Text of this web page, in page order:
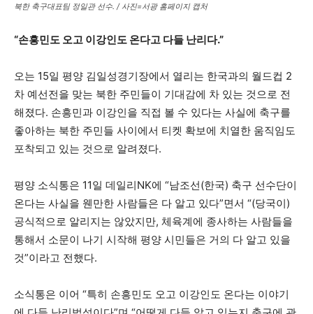
북한 축구대표팀 정일관 선수. / 사진=서광 홈페이지 캡처
“손흥민도 오고 이강인도 온다고 다들 난리다.”
오는 15일 평양 김일성경기장에서 열리는 한국과의 월드컵 2
차 예선전을 맞는 북한 주민들이 기대감에 차 있는 것으로 전
해졌다. 손흥민과 이강인을 직접 볼 수 있다는 사실에 축구를
좋아하는 북한 주민들 사이에서 티켓 확보에 치열한 움직임도
포착되고 있는 것으로 알려졌다.
평양 소식통은 11일 데일리NK에 “남조선(한국) 축구 선수단이
온다는 사실을 웬만한 사람들은 다 알고 있다”면서 “(당국이)
공식적으로 알리지는 않았지만, 체육계에 종사하는 사람들을
통해서 소문이 나기 시작해 평양 시민들은 거의 다 알고 있을
것”이라고 전했다.
소식통은 이어 “특히 손흥민도 오고 이강인도 온다는 이야기